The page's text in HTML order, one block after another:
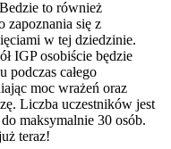
to również
zapoznania się z
w tej dziedzinie.
IGP osobiście będzie
podczas całego
moc wrażeń oraz
Liczba uczestników jest
maksymalnie 30 osób.
teraz!